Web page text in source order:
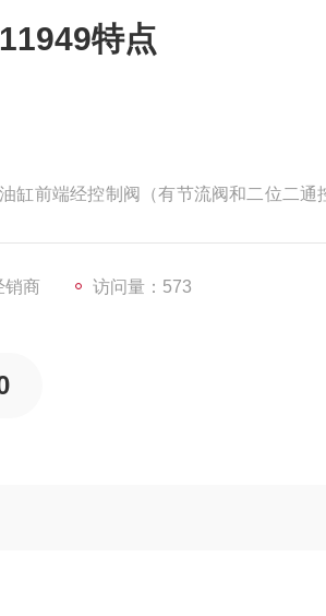
特点
缸前端经控制阀（有节流阀和二位二通
销商 访问量：573